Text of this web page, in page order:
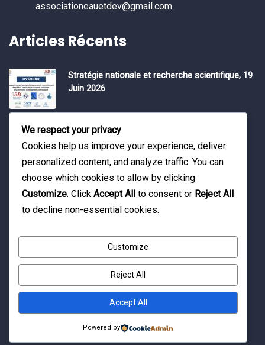
associationeauetdev@gmail.com
Articles Récents
Stratégie nationale et recherche scientifique, 19
Juin 2026
Water Expo 2026, 5,6 et 7 Mai 2026
Workshop on “INTEGRATED GROUNDWATER
MODELLING, 13-16 April 2026.
© Copyright 2016 Association Eau et Développement.
By Pixelia.
We respect your privacy
Cookies help us improve your experience, deliver
personalized content, and analyze traffic. You can
choose which cookies to allow by clicking
Customize. Click Accept All to consent or Reject All
to decline non-essential cookies.
Customize
Reject All
Accept All
Powered by